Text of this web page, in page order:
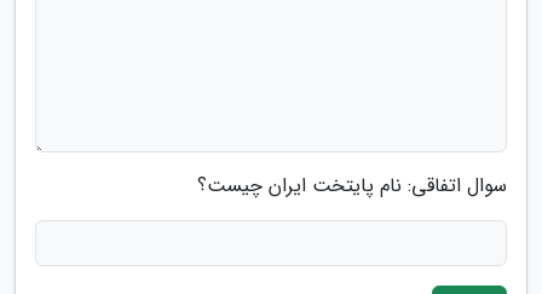
سوال اتفاقی: نام پایتخت ایران چیست؟